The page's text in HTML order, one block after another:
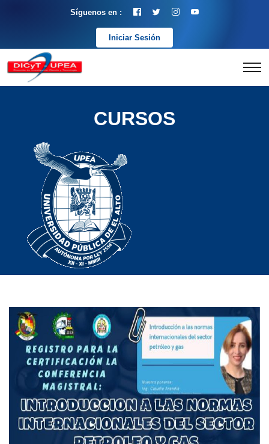
Síguenos en :
Iniciar Sesión
CURSOS